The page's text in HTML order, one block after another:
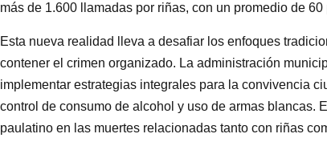
más de 1.600 llamadas por riñas, con un promedio de 60
Esta nueva realidad lleva a desafiar los enfoques
contener el crimen organizado. La administración
implementar estrategias integrales para la convivencia
control de consumo de alcohol y uso de armas blancas.
paulatino en las muertes relacionadas tanto con riñas